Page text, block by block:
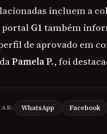
incluem a
portalG1também
de aprovado em
Pamela P., foi
WhatsApp Facebook